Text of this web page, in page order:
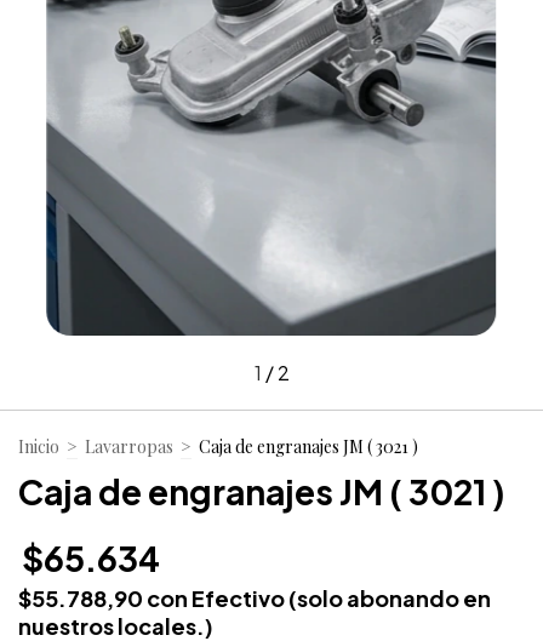
1 /2
Inicio > Lavarropas > Caja de engranajes JM ( 3021 )
Caja de engranajes JM ( 3021 )
$65.634
$55.788,90 con Efectivo (solo abonando en
nuestros locales.)